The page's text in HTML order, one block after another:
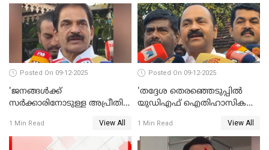
Posted On 09-12-2025
'ജനങ്ങള്‍ക്ക്
സര്‍ക്കാരിനോടുള്ള അപ്രീതി
പ്രതിഫലിക്കും'; കെ.സി
വേണുഗോപാല്‍ WATCH
1 Min Read View All
Posted On 09-12-2025
'തദ്ദേശ തെരഞ്ഞെടുപ്പില്‍
യുഡിഎഫ് ഐതിഹാസിക
സതീശന്‍ WATCH VIDEO
1 Min Read View All